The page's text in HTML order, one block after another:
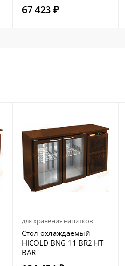
67 423 ₽
для хранения напитков
Стол охлаждаемый
HICOLD BNG 11 BR2 HT
BAR